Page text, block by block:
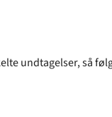
undtagelser, så